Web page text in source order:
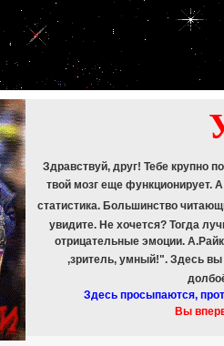
mysqli_fetch_assoc(): Couldn't fetch
mysqli_free_result(): Couldn't fetch
265 :mysqli_fetch_assoc(): Couldn't fetch
329 :mysqli_free_result(): Couldn't fetch
265 : mysqli_fetch_assoc(): Couldn't fetch
mysqli_free_result(): Couldn't fetch
265
mysqli_fetch_assoc(): Couldn't fetch
mysqli_free_result(): Couldn't fetch
Здравствуй, друг! Тебе крупно
твой мозг еще функционирует.
статистика. Большинство
увидите. Не хочется? Тогда
отрицательные эмоции.
,зритель, умный!". Здесь вы
Здесь просыпаются,
Вы